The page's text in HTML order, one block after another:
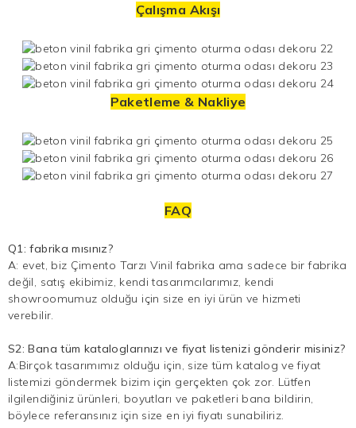
Çalışma Akışı
Paketleme & Nakliye
FAQ
Q1: fabrika mısınız?
A: evet, biz Çimento Tarzı Vinilfabrika ama sadece bir fabrika
değil, satış ekibimiz, kendi tasarımcılarımız, kendi
showroomumuz olduğu için size en iyi ürün ve hizmeti
verebilir.
S2: Bana tüm kataloglarınızı ve fiyat listenizi gönderir misiniz?
A:Birçok tasarımımız olduğu için, size tüm katalog ve fiyat
listemizi göndermek bizim için gerçekten çok zor. Lütfen
ilgilendiğiniz ürünleri, boyutları ve paketleri bana bildirin,
böylece referansınız için size en iyi fiyatı sunabiliriz.